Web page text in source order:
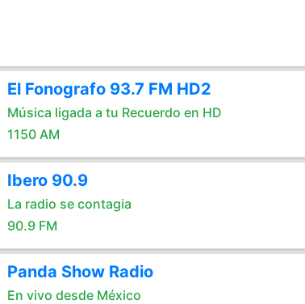
El Fonografo 93.7 FM HD2
Música ligada a tu Recuerdo en HD
1150 AM
Ibero 90.9
La radio se contagia
90.9 FM
Panda Show Radio
En vivo desde México